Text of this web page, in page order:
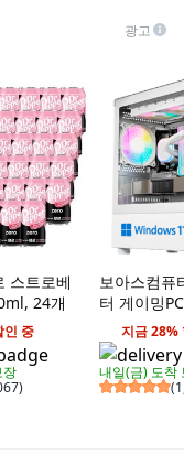
광고
스트로베
24개
인 중
장
)
보아스컴퓨
터 게이밍
하이엔드
버워치 피
라운드 디아
데스크탑
지금 28%
내일(금) 도착
(